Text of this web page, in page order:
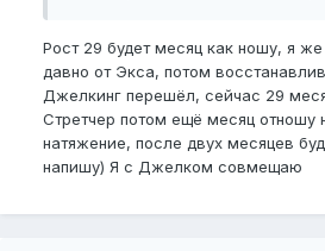
Рост 29 будет месяц как ношу, я
давно от Экса, потом
Джелкинг перешёл, сейчас 29
Стретчер потом ещё месяц отношу
натяжение, после двух месяцев
напишу) Я с Джелком совмещаю